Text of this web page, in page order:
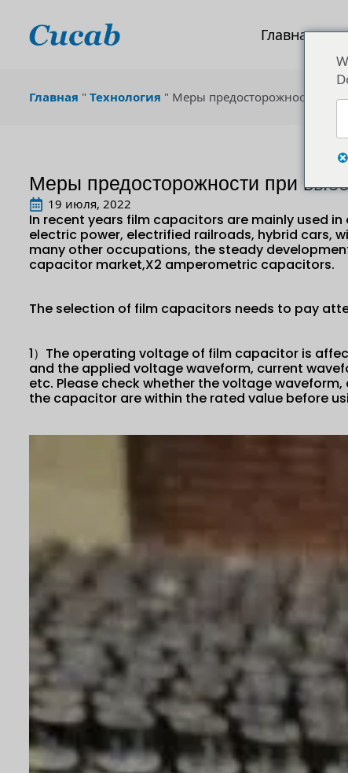
Главная
Главная " Технология " Меры предосторожности
Меры предосторожности при
19 июля, 2022
In recent years film capacitors are mainly used
electric power, electrified railroads, hybrid cars,
many other occupations, the steady
capacitor market,X2 amperometric capacitors.
The selection of film capacitors needs to pay
1）The operating voltage of film capacitor is
and the applied voltage waveform, current
etc. Please check whether the voltage
the capacitor are within the rated value before